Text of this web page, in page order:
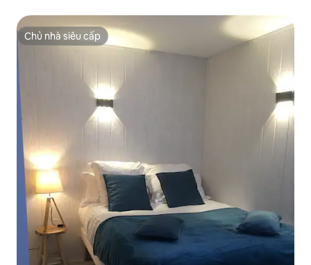
Chủ nhà siêu cấp
Chủ nhà siêu cấp